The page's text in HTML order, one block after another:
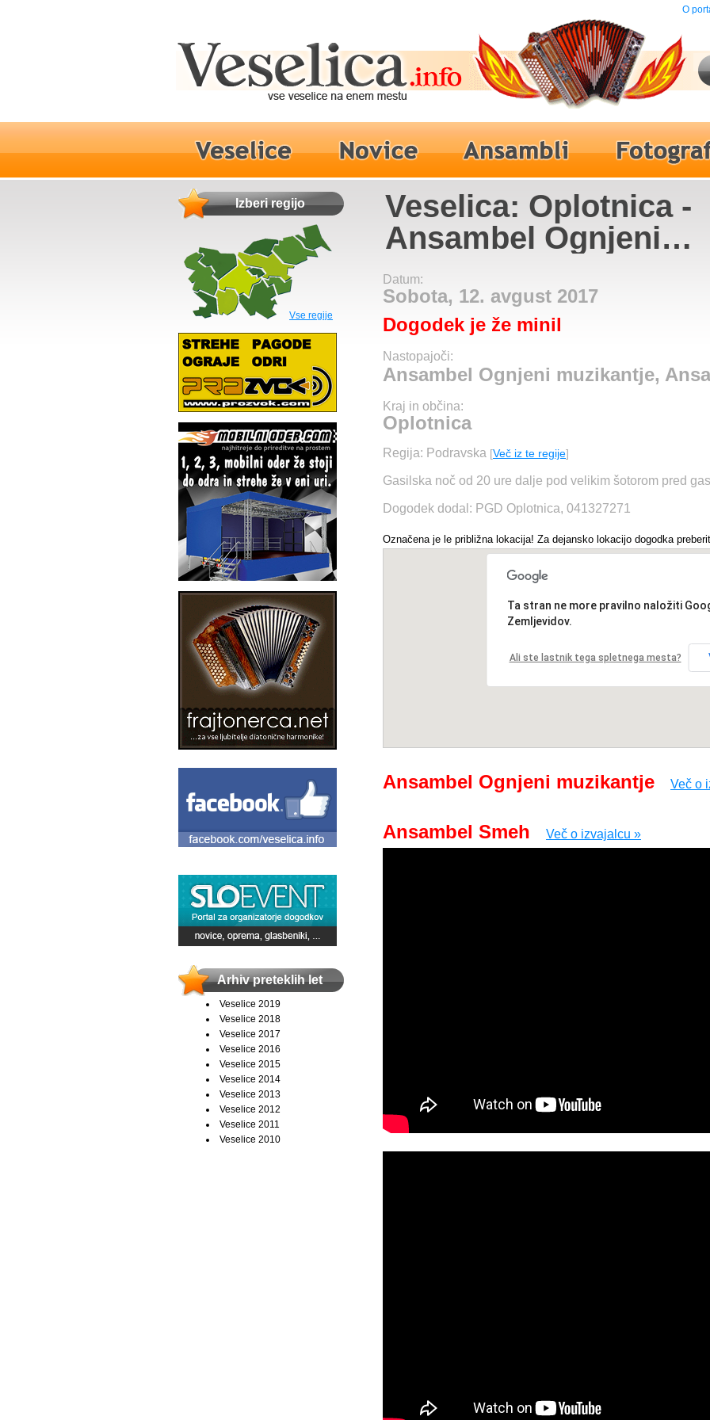
O
Izberi regijo
Vse regije
Arhiv preteklih let
Veselice 2019
Veselice 2018
Veselice 2017
Veselice 2016
Veselice 2015
Veselice 2014
Veselice 2013
Veselice 2012
Veselice 2011
Veselice 2010
Veselica: Oplotnica -
Ansambel Ognjeni
muzikantje, Ansambel
Datum:
Sobota, 12. avgust 2017
Dogodek je že minil
Nastopajoči:
Ansambel Ognjeni muzikantje,
Kraj in občina:
Oplotnica
Regija: Podravska [Več iz te regije]
Gasilska noč od 20 ure dalje pod velikim šotorom pred
Dogodek dodal: PGD Oplotnica, 041327271
Označena je le približna lokacija! Za dejansko lokacijo dogodka
Ta stran ne more pravilno naložiti
Zemljevidov.
Ali ste lastnik tega spletnega mesta?
Ansambel Ognjeni muzikantje Več o
Ansambel Smeh Več o izvajalcu »